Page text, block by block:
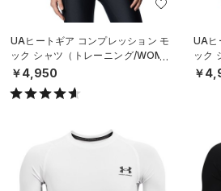
UAヒートギア コンプレッション モ
ック シャツ（トレーニング/WOME
N）
￥4,950
UAヒ
ック
N）
￥